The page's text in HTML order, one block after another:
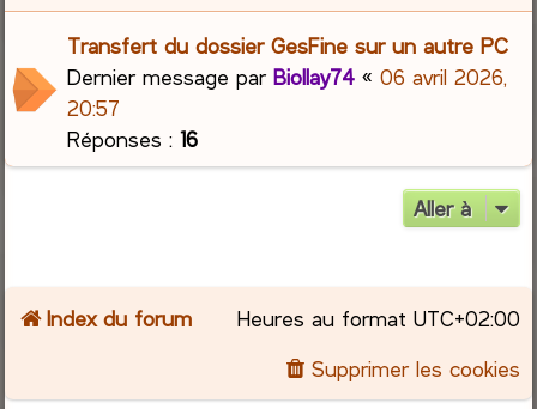
Transfert du dossier GesFine sur un autre PC
Dernier message parBiollay74 «06 avril 2026,
20:57
Réponses :16
Aller à
Index du forum Heures au format UTC+02:00
Supprimer les cookies